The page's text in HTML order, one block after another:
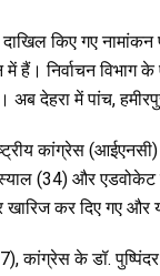
किए गए नामांकन
हैं। निर्वाचन
देहरा में पांच,
कांग्रेस
(34) और एडवोकेट
कर दिए गए और
कांग्रेस के डॉ.